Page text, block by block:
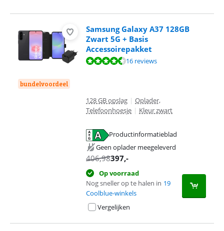
bundelvoordeel
Samsung Galaxy A37 128GB
Zwart 5G + Basis
Accessoirepakket
Beoordeling is 9,3 van de 10, gebaseerd op 16 reviews.
16 reviews
128 GB opslag | Oplader,
Telefoonhoesje | Kleur zwart
Productinformatieblad
Geen oplader meegeleverd
406,98397,-
Op voorraad
Nog sneller op te halen in 19
Coolblue-winkels
Vergelijken